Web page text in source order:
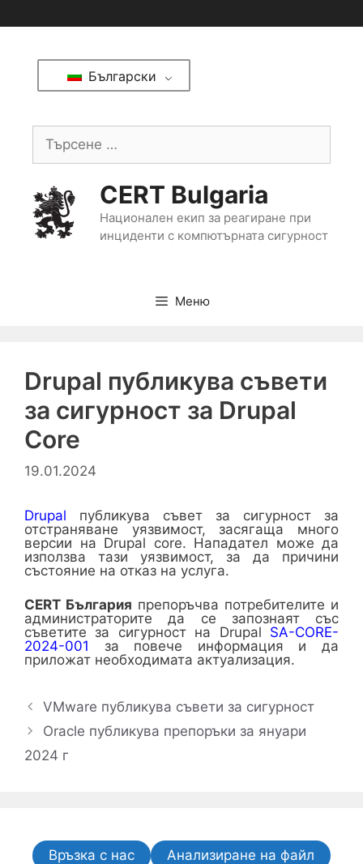
Български
CERT Bulgaria
Национален екип за реагиране при
инциденти с компютърната сигурност
Меню
Drupal публикува съвети
за сигурност за Drupal
Core
19.01.2024
Drupal публикува съвет за сигурност за
отстраняване уязвимост, засягаща много
версии на Drupal core. Нападател може да
използва тази уязвимост, за да причини
състояние на отказ на услуга.
CERT България препоръчва потребителите и
администраторите да се запознаят със
съветите за сигурност на Drupal SA-CORE-
2024-001 за повече информация и да
приложат необходимата актуализация.
VMware публикува съвети за сигурност
Oracle публикува препоръки за януари
2024 г
Връзка с нас
Анализиране на файл